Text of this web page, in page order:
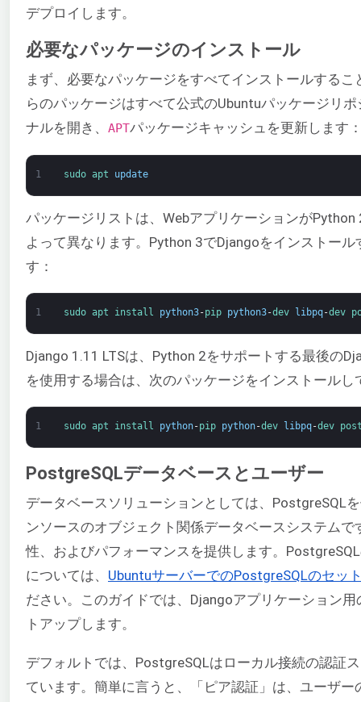
デプロイします。
必要なパッケージのインストール
まず、必要なパッケージをすべてインストールする
らのパッケージはすべて公式のUbuntuパッケージリ
ナルを開き、 APTパッケージキャッシュを更新します
1 sudo apt update
パッケージリストは、Webアプリケーションが
よって異なります。Python 3でDjangoをインストー
す：
1 sudo apt install python3-pip python3-dev libpq-dev
Django 1.11 LTSは、Python 2をサポートする最後の
を使用する場合は、次のパッケージをインストールし
1 sudo apt install python-pip python-dev libpq-dev
PostgreSQLデータベースとユーザー
データベースソリューションとしては、PostgreSQL
ンソースのオブジェクト関係データベースシステム
性、およびパフォーマンスを提供します。
については、 UbuntuサーバーでのPostgreSQLのセッ
ださい。このガイドでは、Djangoアプリケーション
トアップします。
デフォルトでは、PostgreSQLはローカル接続の認証
ています。簡単に言うと、「ピア認証」は、ユーザ